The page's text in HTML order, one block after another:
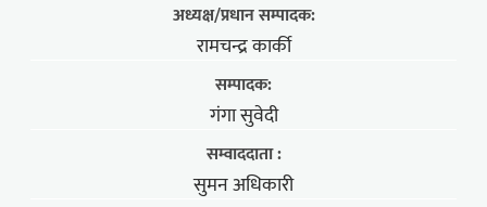
अध्यक्ष/प्रधान सम्पादक:
रामचन्द्र कार्की
सम्पादक:
गंगा सुवेदी
सम्वाददाता :
सुमन अधिकारी